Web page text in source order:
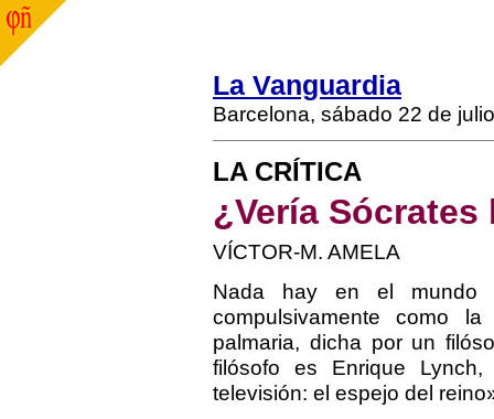
La Vanguardia
Barcelona, sábado 22 de
LA CRÍTICA
¿Vería
VÍCTOR-M. AMELA
Nada hay en el mundo
compulsivamente como
palmaria, dicha por un
filósofo es Enrique
televisión: el espejo del